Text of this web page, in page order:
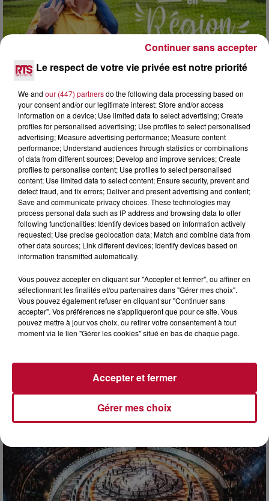
7 août 2026
NOS IDÉES DE SORTIE POUR CE WEEK-END
Comme tous les vendredis, voici une petite sélection des
rendez-vous à ne pas manquer dans le coin. Que vous ayez
envie de voyager à l'autre bout du monde,...
7 août 2026
DINER CONCERT À LA MJC DE MARSEILLAN
Le respect de votre vie privée est notre priorité
We and our (447) partnersdo the following data processing based on
your consent and/or our legitimate interest: Store and/or access
information on a device; Use limited data to select advertising; Create
profiles for personalised advertising; Use profiles to select personalised
advertising; Measure advertising performance; Measure content
performance; Understand audiences through statistics or combinations
of data from different sources; Develop and improve services; Create
profiles to personalise content; Use profiles to select personalised
content; Use limited data to select content; Ensure security, prevent and
detect fraud, and fix errors; Deliver and present advertising and content;
Save and communicate privacy choices. These technologies may
process personal data such as IP address and browsing data to offer
following functionalities: Identify devices based on information actively
requested; Use precise geolocation data; Match and combine data from
other data sources; Link different devices; Identify devices based on
information transmitted automatically.
Vous pouvez accepter en cliquant sur "Accepter et fermer", ou affiner en
sélectionnant les finalités et/ou partenaires dans "Gérer mes choix".
Vous pouvez également refuser en cliquant sur "Continuer sans
accepter". Vos préférences ne s'appliqueront que pour ce site. Vous
pouvez mettre à jour vos choix, ou retirer votre consentement à tout
moment via le lien "Gérer les cookies" situé en bas de chaque page.
Gérer mes choix
Accepter et fermer
Continuer sans accepter